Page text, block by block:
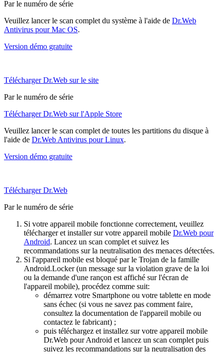
Par le numéro de série
Veuillez lancer le scan complet du système à l'aide de Dr.Web
Antivirus pour Mac OS.
Version démo gratuite
Télécharger Dr.Web sur le site
Par le numéro de série
Télécharger Dr.Web sur l'Apple Store
Veuillez lancer le scan complet de toutes les partitions du disque à
l'aide de Dr.Web Antivirus pour Linux.
Version démo gratuite
Télécharger Dr.Web
Par le numéro de série
Si votre appareil mobile fonctionne correctement, veuillez
télécharger et installer sur votre appareil mobile Dr.Web pour
Android. Lancez un scan complet et suivez les
recommandations sur la neutralisation des menaces détectées.
Si l'appareil mobile est bloqué par le Trojan de la famille
Android.Locker (un message sur la violation grave de la loi
ou la demande d'une rançon est affiché sur l'écran de
l'appareil mobile), procédez comme suit:
démarrez votre Smartphone ou votre tablette en mode
sans échec (si vous ne savez pas comment faire,
consultez la documentation de l'appareil mobile ou
contactez le fabricant) ;
puis téléchargez et installez sur votre appareil mobile
Dr.Web pour Android et lancez un scan complet puis
suivez les recommandations sur la neutralisation des